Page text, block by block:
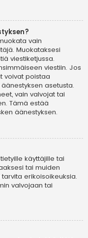
vain
Muokataksesi
viestiketjussa.
viestiin. Jos
voivat poistaa
asetusta.
vain valvojat tai
Tämä estää
äänestyksen.
käyttäjille tai
tai muiden
erikoisoikeuksia.
valvojaan tai